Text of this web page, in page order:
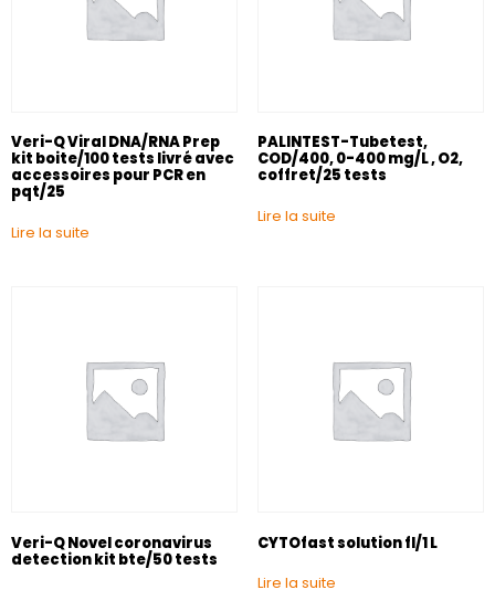
Veri-Q Viral DNA/RNA Prep
kit boite/100 tests livré avec
accessoires pour PCR en
pqt/25
Lire la suite
PALINTEST-Tubetest,
COD/400, 0-400 mg/L , O2,
coffret/25 tests
Lire la suite
Veri-Q Novel coronavirus
detection kit bte/50 tests
CYTOfast solution fl/1 L
Lire la suite